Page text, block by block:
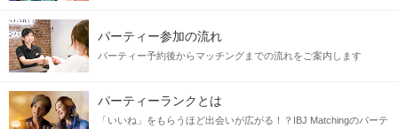
パーティー参加の流れ
パーティー予約後からマッチングまでの流れをご案内します
パーティーランクとは
「いいね」をもらうほど出会いが広がる！？IBJ Matchingのパーテ